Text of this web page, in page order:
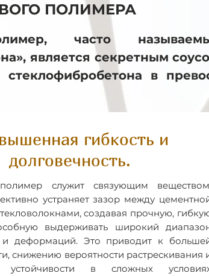
ПОЛИМЕРА
, часто
является секретным
стеклофибробетона в
гибкость и
долговечность.
служит связующим
устраняет зазор между
создавая прочную,
выдерживать широкий
и деформаций. Это приводит к
снижению вероятности растрескивания
устойчивости в сложных